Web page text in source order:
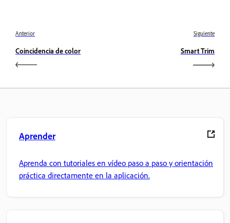
Anterior
Coincidencia de color
Siguiente
Smart Trim
Aprender
Aprenda con tutoriales en vídeo paso a paso y orientación
práctica directamente en la aplicación.